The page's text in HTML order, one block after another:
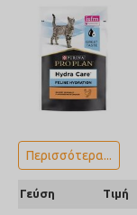
Περισσότερα...
Γεύση Τιμή